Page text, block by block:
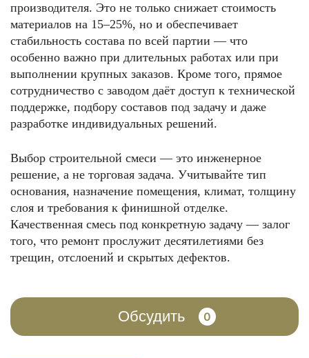
производителя. Это не только снижает стоимость
материалов на 15–25%, но и обеспечивает
стабильность состава по всей партии — что
особенно важно при длительных работах или при
выполнении крупных заказов. Кроме того, прямое
сотрудничество с заводом даёт доступ к технической
поддержке, подбору составов под задачу и даже
разработке индивидуальных решений.
Выбор строительной смеси — это инженерное
решение, а не торговая задача. Учитывайте тип
основания, назначение помещения, климат, толщину
слоя и требования к финишной отделке.
Качественная смесь под конкретную задачу — залог
того, что ремонт прослужит десятилетиями без
трещин, отслоений и скрытых дефектов.
Обсудить 0